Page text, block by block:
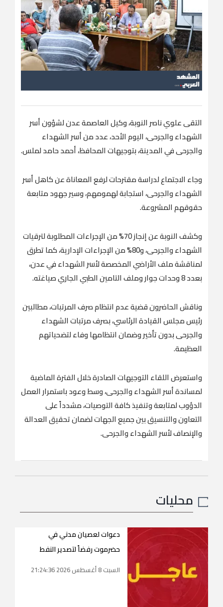
التقى علوي ناصر النوبة، وكيل العاصمة عدن لشؤون أسر
الشهداء والجرحى، اليوم الأحد، عدد من أسر الشهداء
والجرحى في المدينة، بتوجيهات المحافظ، أحمد حامد لملس.
وجاء الاجتماع لدراسة مقترحات لرفع المعاناة عن كاهل أسر
الشهداء والجرحى، استجابة لهمومهم، وسير جهود متابعة
حقوقهم المشروعة.
وكشف النوبة عن إنجاز 70% من الإجراءات المطلوبة لترقيات
الشهداء والجرحى، و80% من الإجراءات الإدارية، كما تطرق
لمناقشة ملف الأراضي المخصصة لأسر الشهداء في عدن،
بعدد 8 وحدات جوار وملف التامين الطبي الجاري صياغته.
وناقش الحاضرون قضية عدم انتظام صرف المرتبات، مطالبين
رئيس مجلس القيادة الرئاسي، بصرف مرتبات الشهداء
والجرحى بدون تأخير وضمان انتظامها وفاء لتضحياتهم
العظيمة.
واستعرض اللقاء التوجيهات الصادرة خلال الفترة الماضية
لمساندة أسر الشهداء والجرحى، وسط وعود باستمرار العمل
الدؤوب لمتابعة وتنفيذ كافة التوصيات، مشدداً على
التعاون والتنسيق بين جميع الجهات لضمان تحقيق العدالة
والإنصاف لأسر الشهداء والجرحى.
محليات
دعوات لعصيان مدني في
حضرموت رفضاً لتصدير النفط
السبت 8 أغسطس 2026 21:24:36